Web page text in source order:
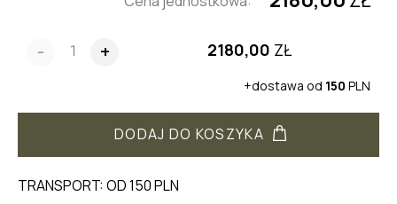
- + 2180,00 ZŁ
+dostawa od 150 PLN
DODAJ DO KOSZYKA
TRANSPORT: OD 150 PLN